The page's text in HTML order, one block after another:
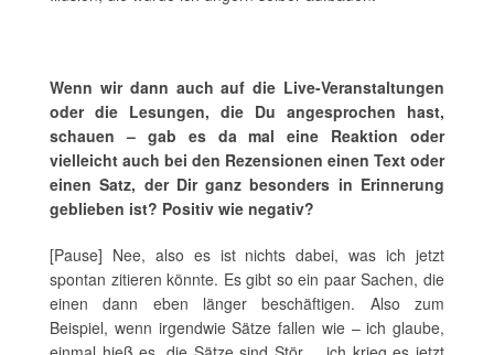
Wenn wir dann auch auf die Live-Veranstaltungen
oder die Lesungen, die Du angesprochen hast,
schauen – gab es da mal eine Reaktion oder
vielleicht auch bei den Rezensionen einen Text oder
einen Satz, der Dir ganz besonders in Erinnerung
geblieben ist? Positiv wie negativ?
[Pause] Nee, also es ist nichts dabei, was ich jetzt
spontan zitieren könnte. Es gibt so ein paar Sachen, die
einen dann eben länger beschäftigen. Also zum
Beispiel, wenn irgendwie Sätze fallen wie – ich glaube,